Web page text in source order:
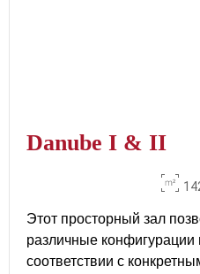
Danube I & II
Этот просторный зал
различные конфигурации
соответствии с